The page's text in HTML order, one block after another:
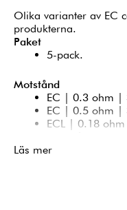
Olika varianter av EC
produkterna.
Paket
5-pack.
Motstånd
EC | 0.3 ohm |
EC | 0.5 ohm |
ECL | 0.18
EC-S | 0.6 ohm
Läs mer